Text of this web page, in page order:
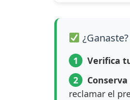
1 Verifica
2
reclamar el